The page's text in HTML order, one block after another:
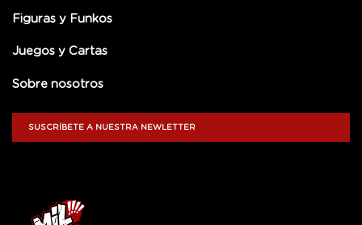
Figuras y Funkos
Juegos y Cartas
Sobre nosotros
SUSCRÍBETE A NUESTRA NEWLETTER